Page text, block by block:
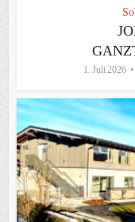
1. Juli 2026